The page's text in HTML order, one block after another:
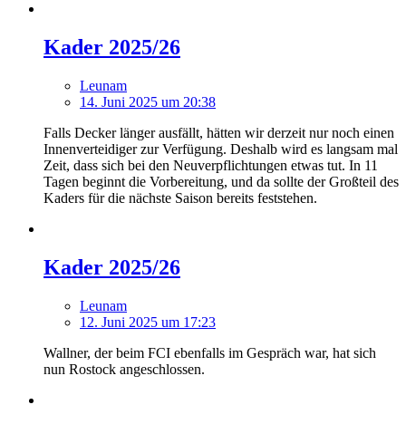
Kader 2025/26
Leunam
14. Juni 2025 um 20:38
Falls Decker länger ausfällt, hätten wir derzeit nur noch einen
Innenverteidiger zur Verfügung. Deshalb wird es langsam mal
Zeit, dass sich bei den Neuverpflichtungen etwas tut. In 11
Tagen beginnt die Vorbereitung, und da sollte der Großteil des
Kaders für die nächste Saison bereits feststehen.
Kader 2025/26
Leunam
12. Juni 2025 um 17:23
Wallner, der beim FCI ebenfalls im Gespräch war, hat sich
nun Rostock angeschlossen.